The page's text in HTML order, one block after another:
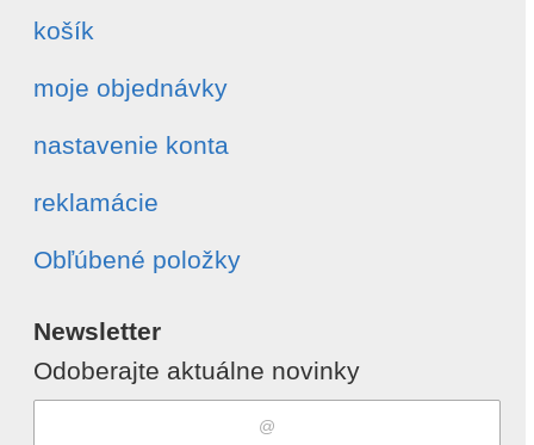
košík
moje objednávky
nastavenie konta
reklamácie
Obľúbené položky
Newsletter
Odoberajte aktuálne novinky